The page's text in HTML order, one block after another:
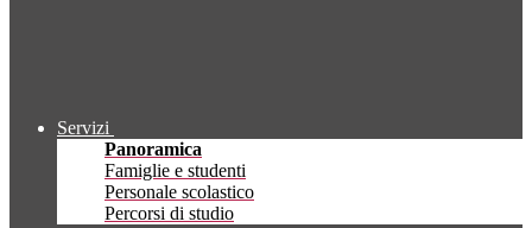
Servizi
Panoramica
Famiglie e studenti
Personale scolastico
Percorsi di studio